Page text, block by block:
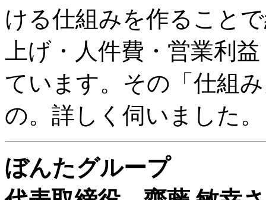
ける仕組みを作ること
上げ・人件費・営業利
ています。その「仕組
の。詳しく伺いました。
ぼんたグループ